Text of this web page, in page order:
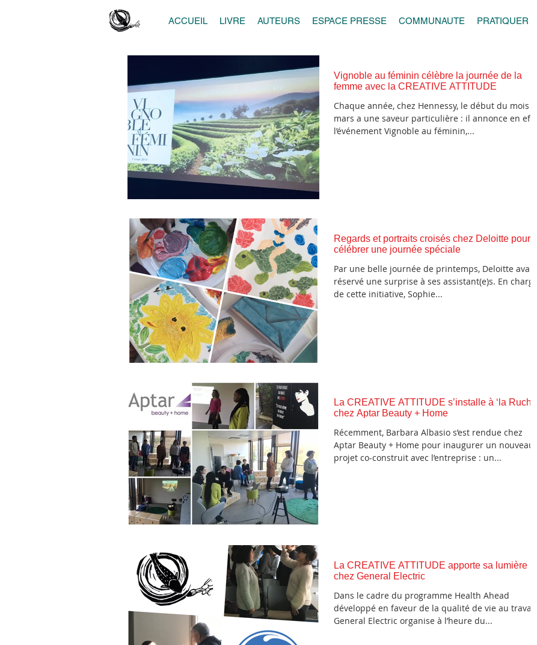
ACCUEIL LIVRE AUTEURS ESPACE PRESSE COMMUNAUTE PRATIQUER
Vignoble au féminin célèbre la journée de la
femme avec la CREATIVE ATTITUDE
Chaque année, chez Hennessy, le début du mois de
mars a une saveur particulière : il annonce en effet
l’événement Vignoble au féminin,...
Regards et portraits croisés chez Deloitte pour
célébrer une journée spéciale
Par une belle journée de printemps, Deloitte avait
réservé une surprise à ses assistant(e)s. En charge
de cette initiative, Sophie...
La CREATIVE ATTITUDE s’installe à ‘la Ruche’
chez Aptar Beauty + Home
Récemment, Barbara Albasio s’est rendue chez
Aptar Beauty + Home pour inaugurer un nouveau
projet co-construit avec l’entreprise : un...
La CREATIVE ATTITUDE apporte sa lumière
chez General Electric
Dans le cadre du programme Health Ahead
développé en faveur de la qualité de vie au travail,
General Electric organise à l’heure du...